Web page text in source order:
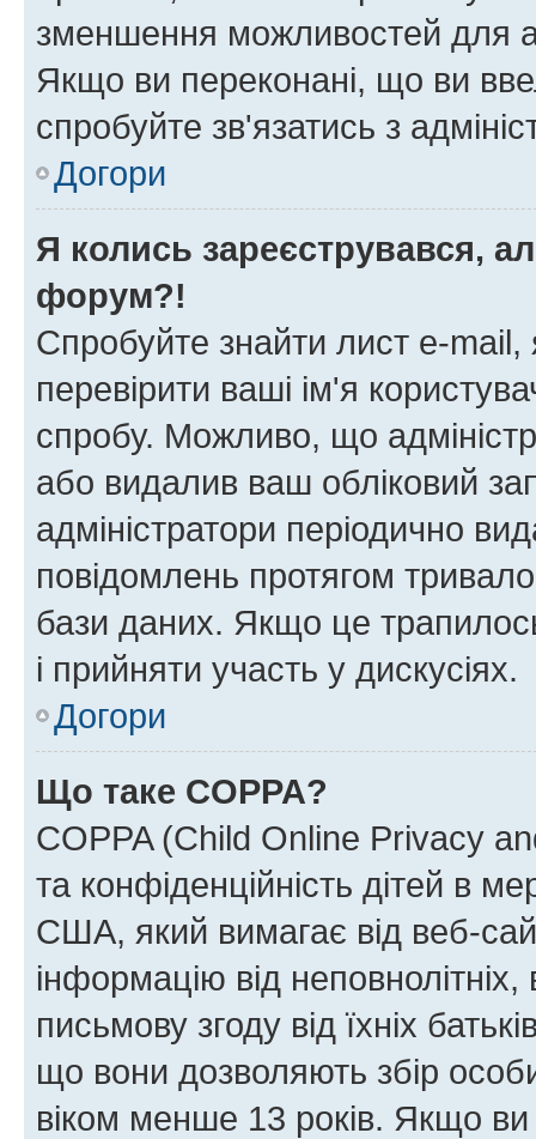
зменшення можливостей для
Якщо ви переконані, що ви
спробуйте зв'язатись з
Догори
Я колись зареєструвався,
форум?!
Спробуйте знайти лист e-mail,
перевірити ваші ім'я
спробу. Можливо, що
або видалив ваш обліковий
адміністратори періодично
повідомлень протягом
бази даних. Якщо це
і прийняти участь у дискусіях.
Догори
Що таке COPPA?
COPPA (Child Online Privacy
та конфіденційність дітей в
США, який вимагає від веб-
інформацію від
письмову згоду від їхніх
що вони дозволяють збір
віком менше 13 років. Якщо